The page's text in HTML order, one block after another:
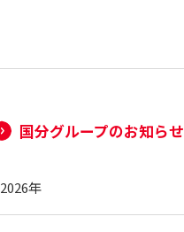
国分グループのお知らせ
2026年